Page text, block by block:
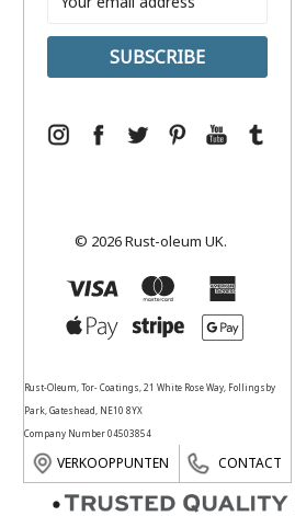
Address
© 2026 Rust-oleum UK.
Rust-Oleum, Tor- Coatings, 21 White Rose Way, Follingsby
Park, Gateshead, NE10 8YX
Company Number 04503854
VERKOOPPUNTEN CONTACT